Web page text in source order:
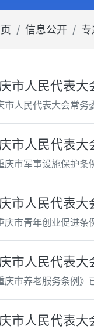
信息公开 专
市人民代表大
市人民代表大会常务
市人民代表
庆市军事设施保护
市人民代表大
庆市青年创业促进
市人民代表大
庆市养老服务条例
市人民代表大